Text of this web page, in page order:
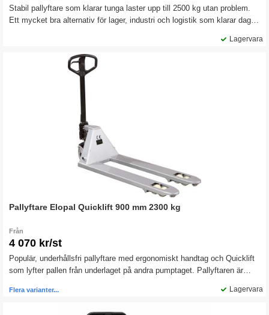
Stabil pallyftare som klarar tunga laster upp till 2500 kg utan problem.
Ett mycket bra alternativ för lager, industri och logistik som klarar daglig
Lagervara
Pallyftare Elopal Quicklift 900 mm 2300 kg
Från
4 070 kr/st
Populär, underhållsfri pallyftare med ergonomiskt handtag och Quicklift
som lyfter pallen från underlaget på andra pumptaget. Pallyftaren är
Robust konstruktion för lång livslängd, 3 års garanti på pumpen.
Lagervara
Flera varianter...